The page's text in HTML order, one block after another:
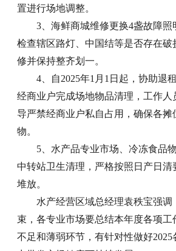
置进行场地调整。
3、海鲜商城维修更换4盏故障照
检查辖区路灯、中国结等是否存在破
修并保持整齐划一。
4、自2025年1月1日起，协助退
经商业户完成场地物品清理，工作人
导严禁经商业户私自占用，确保各摊
物。
5、水产品专业市场、冷冻食品
中转站卫生清理，严格按照日产日清
堆放。
水产经营区域总经理袁秩宝强调
束，各专业市场要总结本年度各项工
不足和薄弱环节，有针对性做好